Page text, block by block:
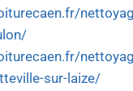
sur-laize/